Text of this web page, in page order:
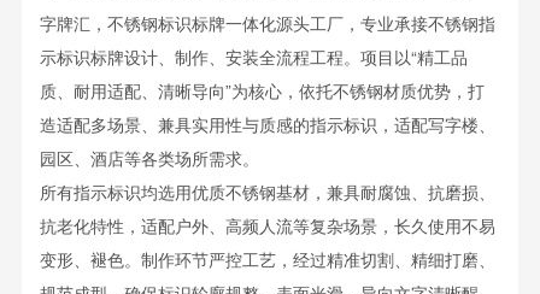
字牌汇，不锈钢标识标牌一体化源头工厂，专业承接不锈钢指
示标识标牌设计、制作、安装全流程工程。项目以“精工品
质、耐用适配、清晰导向”为核心，依托不锈钢材质优势，打
造适配多场景、兼具实用性与质感的指示标识，适配写字楼、
园区、酒店等各类场所需求。
所有指示标识均选用优质不锈钢基材，兼具耐腐蚀、抗磨损、
抗老化特性，适配户外、高频人流等复杂场景，长久使用不易
变形、褪色。制作环节严控工艺，经过精准切割、精细打磨、